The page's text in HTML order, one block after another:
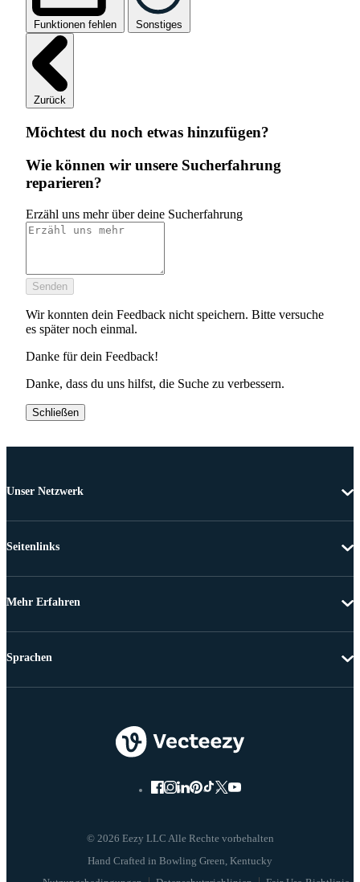
Funktionen fehlen Sonstiges
Zurück
Möchtest du noch etwas hinzufügen?
Wie können wir unsere Sucherfahrung
reparieren?
Erzähl uns mehr über deine Sucherfahrung
Senden
Wir konnten dein Feedback nicht speichern. Bitte versuche
es später noch einmal.
Danke für dein Feedback!
Danke, dass du uns hilfst, die Suche zu verbessern.
Schließen
Unser Netzwerk
Seitenlinks
Mehr Erfahren
© 2026 Eezy LLC Alle Rechte vorbehalten
Sprachen